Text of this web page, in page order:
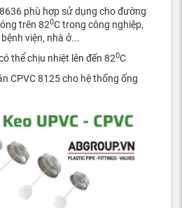
phù hợp sử dụng cho đường
trên 820C trong công nghiệp,
viện, nhà ở...
thể chịu nhiệt lên đến 820C
CPVC 8125 cho hệ thống ống